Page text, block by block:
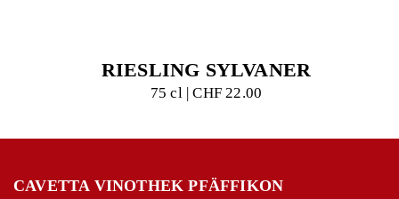
RIESLING SYLVANER
75 cl | CHF 22.00
CAVETTA VINOTHEK PFÄFFIKON